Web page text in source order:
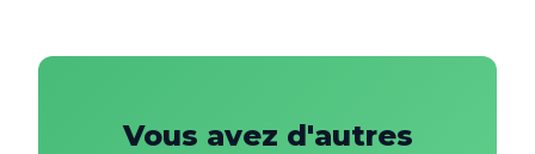
Vous avez d'autres